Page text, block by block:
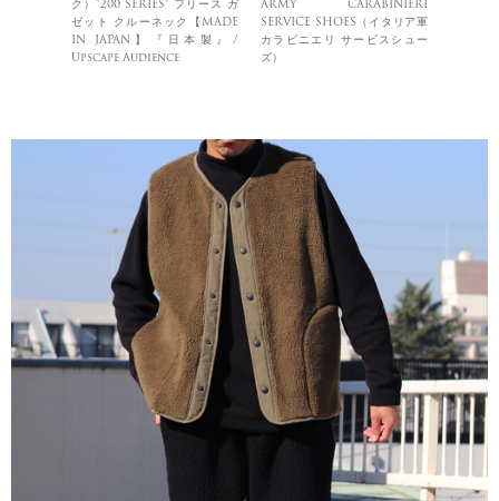
ク）"200 SERIES" フリース ガ
ゼット クルーネック【MADE
IN JAPAN】『日本製』/
Upscape Audience
ARMY CARABINIERI
SERVICE SHOES（イタリア軍
カラビニエリ サービスシュー
ズ）